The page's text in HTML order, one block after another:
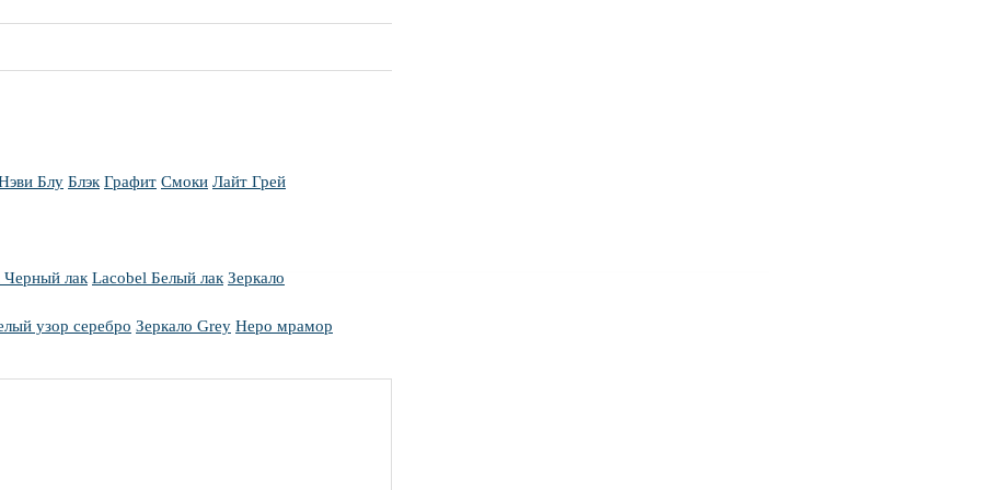
Блу Блэк Графит Смоки Лайт Грей
Черный лак Lacobel Белый лак Зеркало
узор серебро Зеркало Grey Неро мрамор